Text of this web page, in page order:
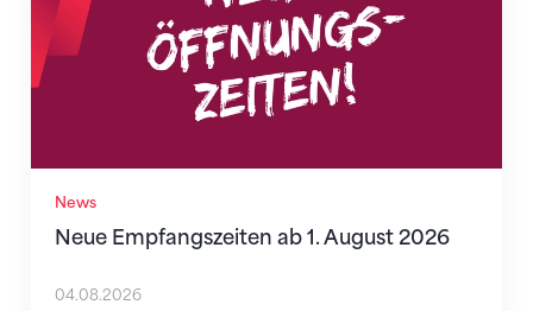
News
Neue Empfangszeiten ab 1. August 2026
04.08.2026